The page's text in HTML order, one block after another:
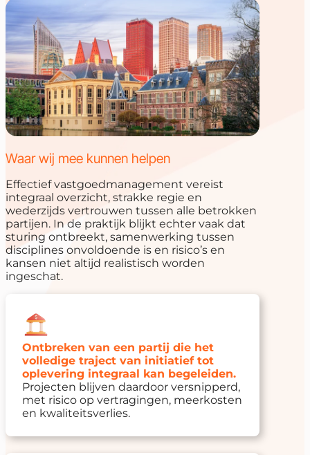
Waar wij mee kunnen helpen
Effectief vastgoedmanagement vereist
integraal overzicht, strakke regie en
wederzijds vertrouwen tussen alle betrokken
partijen. In de praktijk blijkt echter vaak dat
sturing ontbreekt, samenwerking tussen
disciplines onvoldoende is en risico’s en
kansen niet altijd realistisch worden
ingeschat.
Ontbreken van een partij die het
volledige traject van initiatief tot
oplevering integraal kan begeleiden.
Projecten blijven daardoor versnipperd,
met risico op vertragingen, meerkosten
en kwaliteitsverlies.